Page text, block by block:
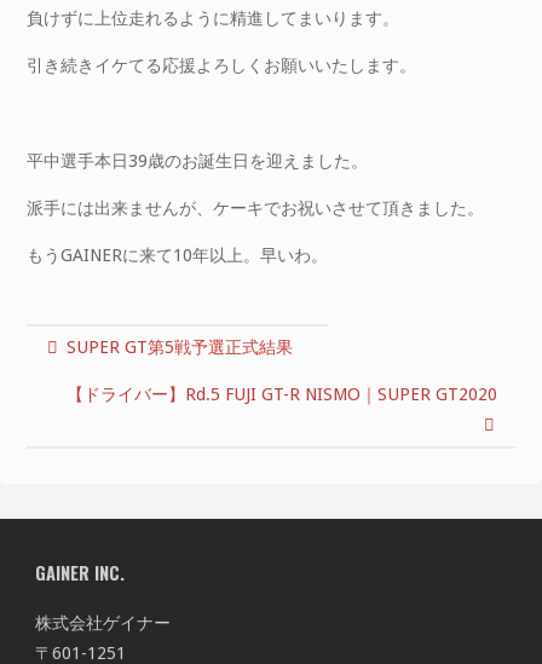
負けずに上位走れるように精進してまいります。
引き続きイケてる応援よろしくお願いいたします。
平中選手本日39歳のお誕生日を迎えました。
派手には出来ませんが、ケーキでお祝いさせて頂きました。
もうGAINERに来て10年以上。早いわ。
SUPER GT第5戦予選正式結果
【ドライバー】Rd.5 FUJI GT-R NISMO｜SUPER GT2020
GAINER INC.
株式会社ゲイナー
〒601-1251